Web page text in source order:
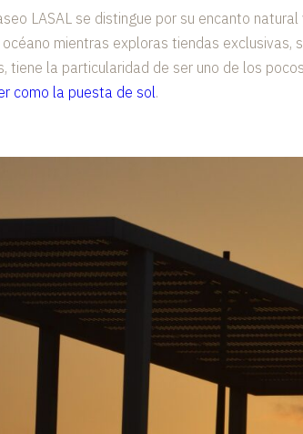
LASAL se distingue por su encanto
mientras exploras tiendas exclusivas,
tiene la particularidad de ser uno de los
como la puesta de sol.